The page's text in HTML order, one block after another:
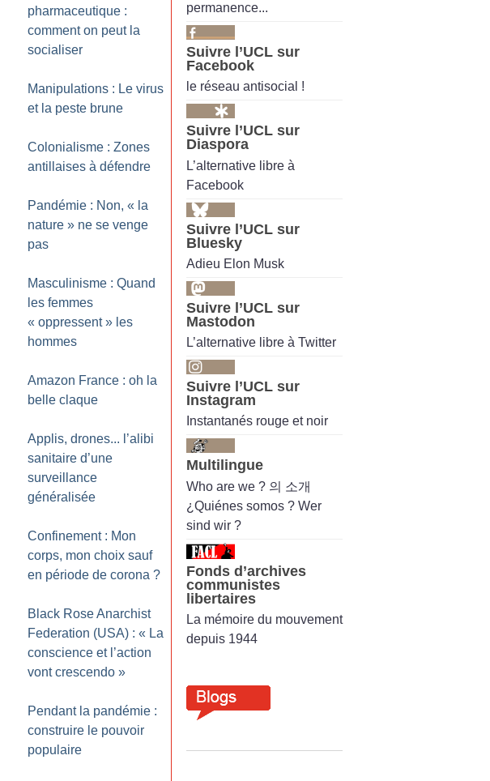
pharmaceutique :
comment on peut la
socialiser
Manipulations : Le virus
et la peste brune
Colonialisme : Zones
antillaises à défendre
Pandémie : Non, « la
nature » ne se venge
pas
Masculinisme : Quand
les femmes
« oppressent » les
hommes
Amazon France : oh la
belle claque
Applis, drones... l’alibi
sanitaire d’une
surveillance
généralisée
Confinement : Mon
corps, mon choix sauf
en période de corona ?
Black Rose Anarchist
Federation (USA) : « La
conscience et l’action
vont crescendo »
Pendant la pandémie :
construire le pouvoir
populaire
permanence...
Suivre l’UCL sur
Facebook
le réseau antisocial !
Suivre l’UCL sur
Diaspora
L’alternative libre à
Facebook
Suivre l’UCL sur
Bluesky
Adieu Elon Musk
Suivre l’UCL sur
Mastodon
L’alternative libre à Twitter
Suivre l’UCL sur
Instagram
Instantanés rouge et noir
Multilingue
Who are we ? 의 소개
¿Quiénes somos ? Wer
sind wir ?
Fonds d’archives
communistes
libertaires
La mémoire du mouvement
depuis 1944